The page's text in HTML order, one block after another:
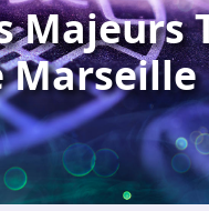
Majeurs
Marseille